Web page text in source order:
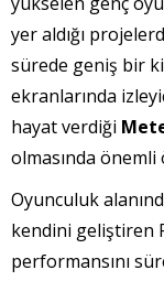
yer aldığı
sürede geniş bir
ekranlarında
hayat verdiği
olmasında önemli
Oyunculuk
kendini geliştiren
performansını